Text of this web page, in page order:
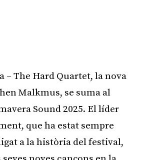
– The Hard Quartet, la nova
Malkmus, se suma al
Sound 2025. El líder
que ha estat sempre
a la història del festival,